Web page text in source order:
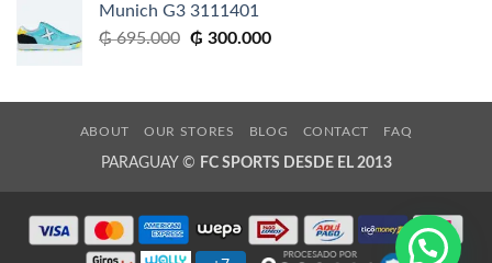
era:
₲ 695.000.₲ 300.000.
Munich G3 3111401
₲695.000 El
era:
₲ 695.000.
₲ 300.000El
es:
₲ 300.000.
ABOUT OUR STORES BLOG CONTACT FAQ
PARAGUAY © FC SPORTS DESDE EL 2013